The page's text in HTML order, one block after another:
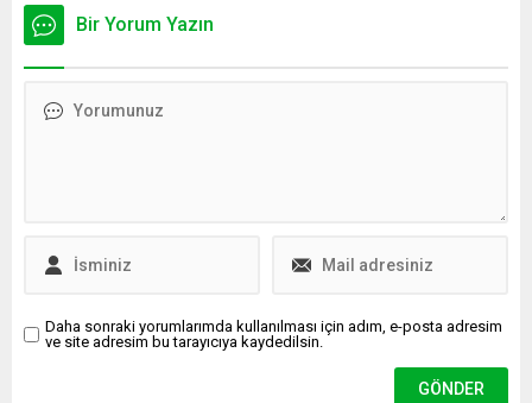
çağında görülen kafa
travmaları ve dikkat
Bir Yorum Yazın
Daha sonraki yorumlarımda kullanılması için adım, e-posta adresim
ve site adresim bu tarayıcıya kaydedilsin.